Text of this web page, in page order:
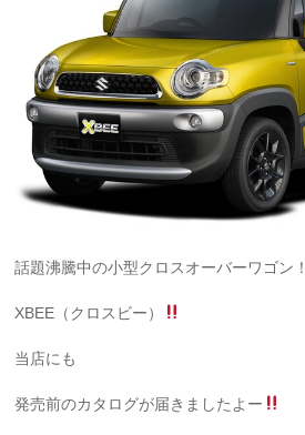
話題沸騰中の小型クロスオーバーワゴン！
XBEE（クロスビー）
当店にも
発売前のカタログが届きましたよー